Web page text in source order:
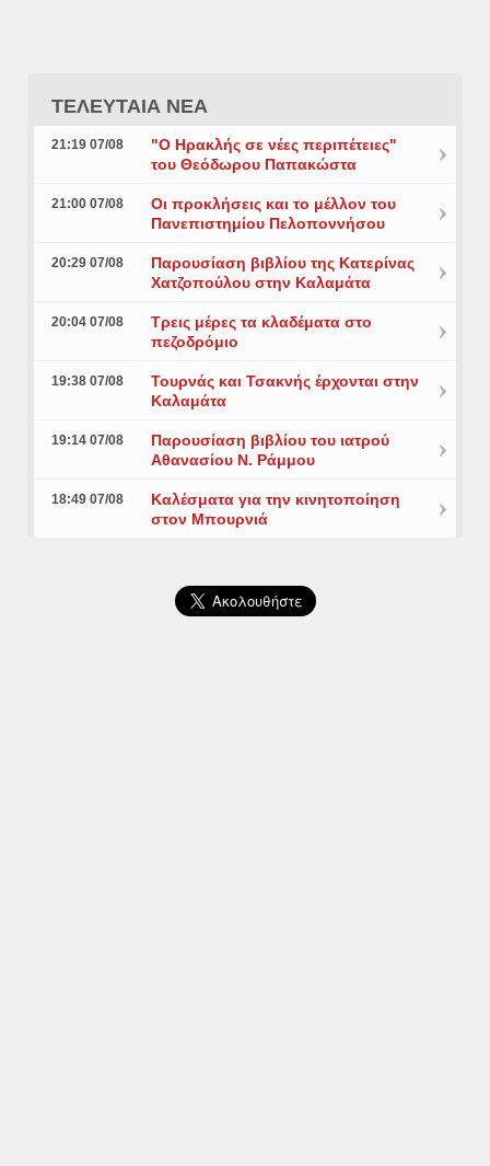
ΤΕΛΕΥΤΑΙΑ ΝΕΑ
21:19 07/08
"Ο Ηρακλής σε νέες περιπέτειες"
του Θεόδωρου Παπακώστα
21:00 07/08
Οι προκλήσεις και το μέλλον του
Πανεπιστημίου Πελοποννήσου
20:29 07/08
Παρουσίαση βιβλίου της Κατερίνας
Χατζοπούλου στην Καλαμάτα
20:04 07/08
Τρεις μέρες τα κλαδέματα στο
πεζοδρόμιο
19:38 07/08
Τουρνάς και Τσακνής έρχονται στην
Καλαμάτα
19:14 07/08
Παρουσίαση βιβλίου του ιατρού
Αθανασίου Ν. Ράμμου
18:49 07/08
Καλέσματα για την κινητοποίηση
στον Μπουρνιά